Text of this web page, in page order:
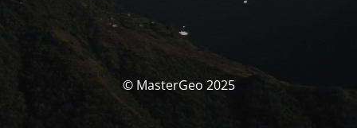
© MasterGeo 2025